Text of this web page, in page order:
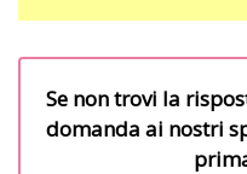
Se non trovi la
domanda ai nostri